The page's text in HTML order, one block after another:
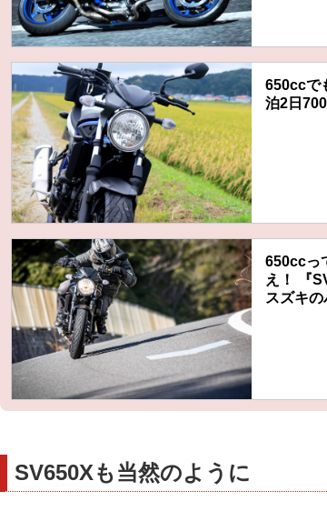
650ccで
泊2日
650ccっ
え！ 『
スズキの
SV650Xも当然のように